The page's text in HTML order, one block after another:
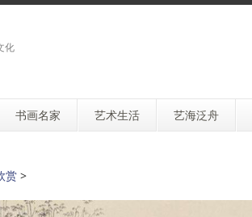
化
书画名家 艺术生活 艺海泛舟
赏 >